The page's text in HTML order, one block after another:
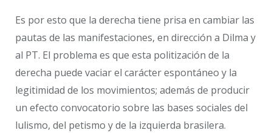
Es por esto que la derecha tiene prisa en cambiar las
pautas de las manifestaciones, en dirección a Dilma y
al PT. El problema es que esta politización de la
derecha puede vaciar el carácter espontáneo y la
legitimidad de los movimientos; además de producir
un efecto convocatorio sobre las bases sociales del
lulismo, del petismo y de la izquierda brasilera.